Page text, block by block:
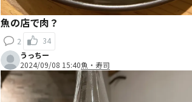
魚の店で肉？
2 34
うっちー
2024/09/08 15:40魚・寿司